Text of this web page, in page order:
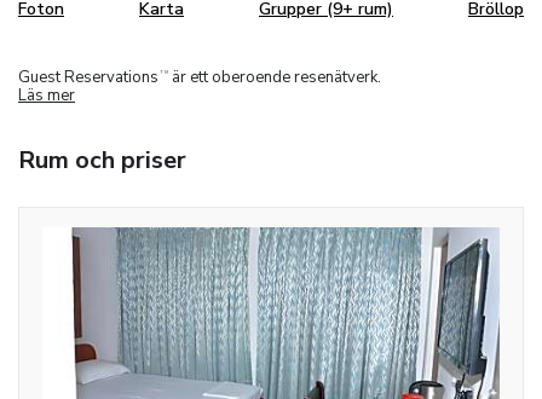
Foton Karta Grupper (9+ rum) Bröllop
Guest Reservations TM
är ett oberoende resenätverk.
Läs mer
Rum och priser